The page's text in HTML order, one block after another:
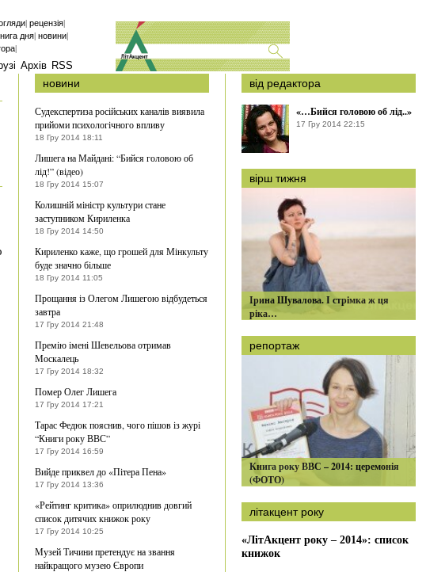
| рецензія|
дня| новини|
|
Архів RSS
новини
Судекспертиза російських каналів виявила
прийоми психологічного впливу
18 Гру 2014 18:11
Лишега на Майдані: “Бийся головою об
лід!” (відео)
18 Гру 2014 15:07
Колишній міністр культури стане
заступником Кириленка
18 Гру 2014 14:50
Кириленко каже, що грошей для Мінкульту
буде значно більше
18 Гру 2014 11:05
Прощання із Олегом Лишегою відбудеться
завтра
17 Гру 2014 21:48
Премію імені Шевельова отримав
Москалець
17 Гру 2014 18:32
Помер Олег Лишега
17 Гру 2014 17:21
Тарас Федюк пояснив, чого пішов із журі
“Книги року ВВС”
17 Гру 2014 16:59
Вийде приквел до «Пітера Пена»
17 Гру 2014 13:36
«Рейтинг критика» оприлюднив довгий
список дитячих книжок року
17 Гру 2014 10:25
Музей Тичини претендує на звання
найкращого музею Європи
від редактора
«…Бийся головою об лід..»
17 Гру 2014 22:15
вірш тижня
Ірина Шувалова. І стрімка ж ця
ріка…
репортаж
Книга року ВВС – 2014: церемонія
(ФОТО)
літакцент року
«ЛітАкцент року – 2014»: список
книжок